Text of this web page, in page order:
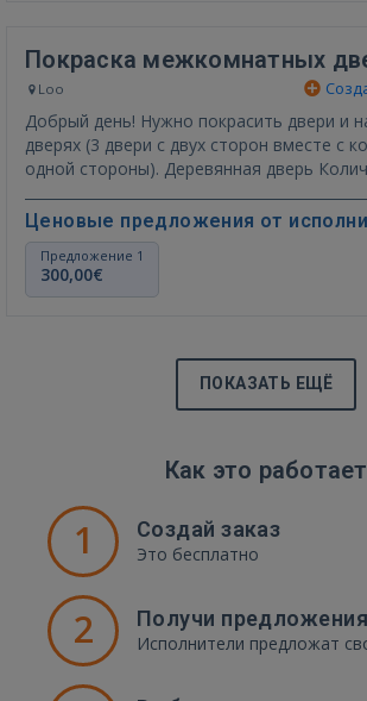
Покраска межкомнатных
Loo
Добрый день! Нужно покрасить двери и
дверях (3 двери с двух сторон вместе с
одной
Ценовые предложения от
Предложение 1
300,00€
ПОКАЗАТЬ ЕЩЁ
Как это работает
1 Создай заказ
Это бесплатно
2 Получи предложения
Исполнители предложат